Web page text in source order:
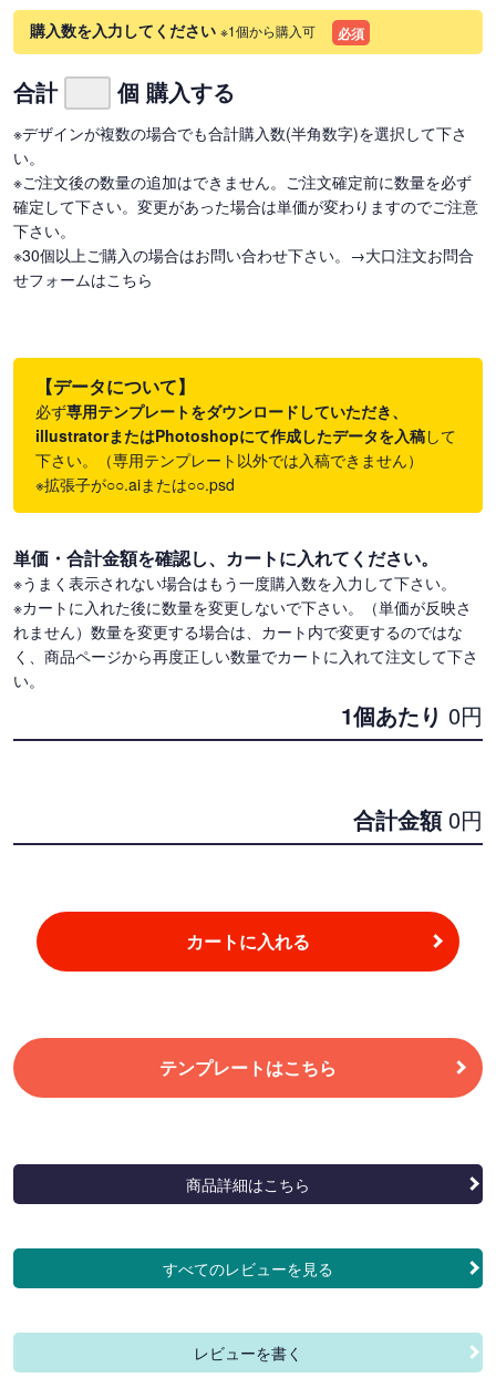
購入数を入力してください ※1個から購入可 必須
合計 個 購入する
※デザインが複数の場合でも合計購入数(半角数字)を選択して下さ
い。
※ご注文後の数量の追加はできません。ご注文確定前に数量を必ず
確定して下さい。変更があった場合は単価が変わりますのでご注意
下さい。
※30個以上ご購入の場合はお問い合わせ下さい。 →大口注文お問合
せフォームはこちら
【データについて】
必ず専用テンプレートをダウンロードしていただき、
illustratorまたはPhotoshopにて作成したデータを入稿して
下さい。（専用テンプレート以外では入稿できません）
※拡張子が○○.aiまたは○○.psd
単価・合計金額を確認し、カートに入れてください。
※うまく表示されない場合はもう一度購入数を入力して下さい。
※カートに入れた後に数量を変更しないで下さい。（単価が反映さ
れません）数量を変更する場合は、カート内で変更するのではな
く、商品ページから再度正しい数量でカートに入れて注文して下さ
い。
1個あたり 0円
合計金額 0円
カートに入れる
テンプレートはこちら
商品詳細はこちら
すべてのレビューを見る
レビューを書く